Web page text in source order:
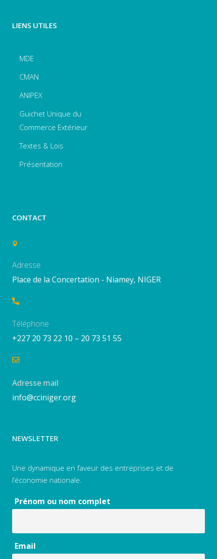
LIENS UTILES
MDE
CMAN
ANIPEX
Guichet Unique du
Commerce Extérieur
Textes & Lois
Présentation
CONTACT
Adresse
Place de la Concertation - Niamey, NIGER
Téléphone
+227 20 73 22 10 – 20 73 51 55
Adresse mail
info@cciniger.org
NEWSLETTER
Une dynamique en faveur des entreprises et de
l’économie nationale.
Prénom ou nom complet
Email